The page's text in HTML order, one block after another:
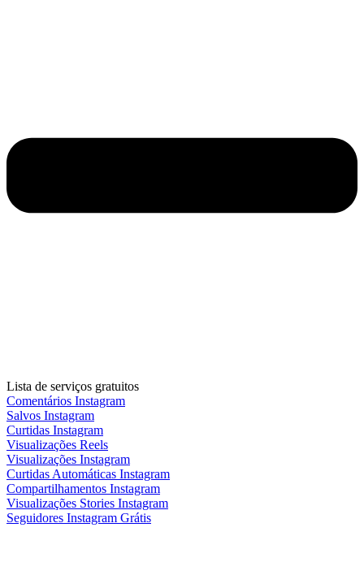
Lista de serviços gratuitos
Comentários Instagram
Salvos Instagram
Curtidas Instagram
Visualizações Reels
Visualizações Instagram
Curtidas Automáticas Instagram
Compartilhamentos Instagram
Visualizações Stories Instagram
Seguidores Instagram Grátis